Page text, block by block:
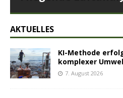
AKTUELLES
KI-Methode
komplexer
7. August 2026